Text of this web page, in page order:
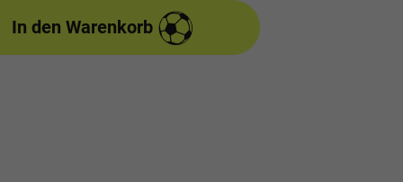
In den Warenkorb